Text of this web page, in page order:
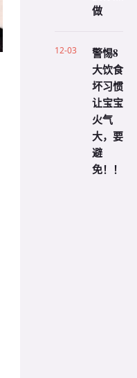
做
12-03
警惕8
大饮食
坏习惯
让宝宝
火气
大，要
避
免！！